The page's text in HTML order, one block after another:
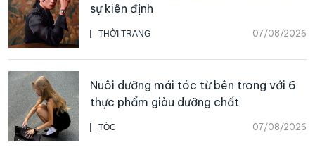
THỜI TRANG 07/08/2026
sự kiên định
TÓC 07/08/2026
Nuôi dưỡng mái tóc từ bên trong với 6
thực phẩm giàu dưỡng chất